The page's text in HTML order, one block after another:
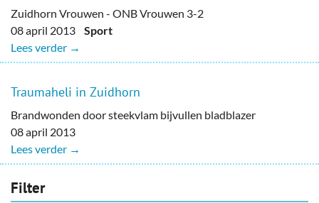
Zuidhorn Vrouwen - ONB Vrouwen 3-2
08 april 2013 Sport
Lees verder →
Traumaheli in Zuidhorn
Brandwonden door steekvlam bijvullen bladblazer
08 april 2013
Lees verder →
Filter